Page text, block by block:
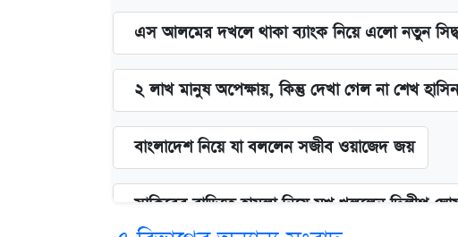
এস আলমের দখলে থাকা ব্যাংক নিয়ে এলো নতুন
২ লাখ মানুষ অপেক্ষায়, কিন্তু দেখা গেল না শেখ
বাংলাদেশ নিয়ে যা বললেন সজীব ওয়াজেদ জয়
সাকিবের বাড়িতে হামলা নিয়ে মুখ খুললেন দিলীপ